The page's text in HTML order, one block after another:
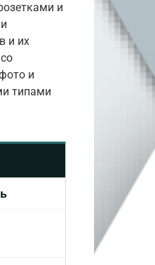
и
и их
и
типами